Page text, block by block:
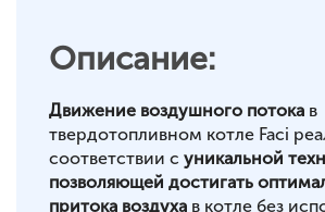
Описание:
Движение воздушного потока в
твердотопливном котле Faci
соответствии с уникальной
позволяющей достигать
притока воздуха в котле без